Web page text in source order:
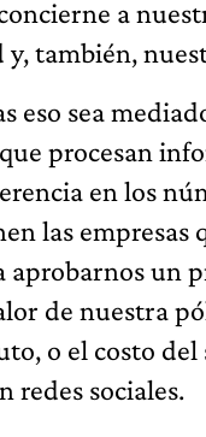
a
también,
eso sea
procesan
en los
las empresas
aprobarnos un
de nuestra
o el costo del
redes sociales.